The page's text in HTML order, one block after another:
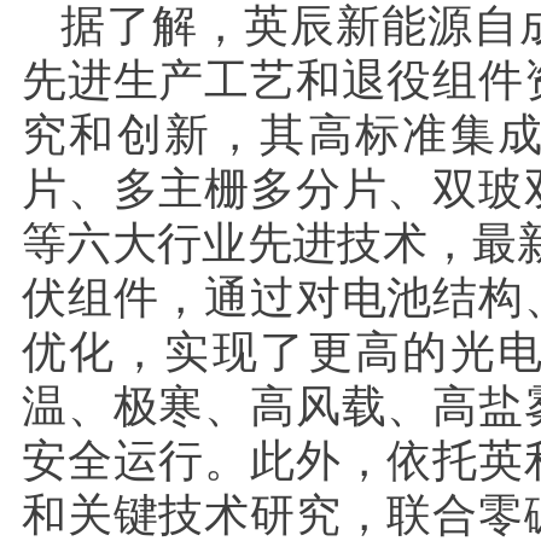
据了解，英辰新能源自
先进生产工艺和退役组
究和创新，其高标准集
片、多主栅多分片、双
等六大行业先进技术，最
伏组件，通过对电池结
优化，实现了更高的光
温、极寒、高风载、高
安全运行。此外，依托
和关键技术研究，联合